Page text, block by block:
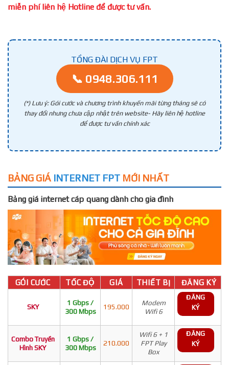
miễn phí liên hệ Hotline để được tư vấn.
TỔNG ĐÀI DỊCH VỤ FPT
📞 0948.306.111
(*) Lưu ý: Gói cước và chương trình khuyến mãi từng tháng sẽ có
thay đổi nhưng chưa cập nhật trên website- Hãy liên hệ hotline
để được tư vấn chính xác
BẢNG GIÁ INTERNET FPT MỚI NHẤT
Bảng giá internet cáp quang dành cho gia đình
GÓI CƯỚC TỐC ĐỘ GIÁ THIẾT BỊ ĐĂNG KÝ
SKY
1 Gbps /
300 Mbps
195.000
Modem
Wifi 6
ĐĂNG
KÝ
Combo Truyền
Hình SKY
1 Gbps /
300 Mbps
210.000
Wifi 6 + 1
FPT Play
Box
ĐĂNG
KÝ